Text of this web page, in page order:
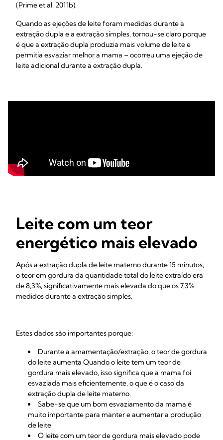
(Prime et al. 2011b).
Quando as ejeções de leite foram medidas durante a
extração dupla e a extração simples, tornou-se claro porque
é que a extração dupla produzia mais volume de leite e
permitia esvaziar melhor a mama – ocorreu uma ejeção de
leite adicional durante a extração dupla.
Leite com um teor
energético mais elevado
Após a extração dupla de leite materno durante 15 minutos,
o teor em gordura da quantidade total do leite extraído era
de 8,3%, significativamente mais elevada do que os 7,3%
medidos durante a extração simples.
Estes dados são importantes porque:
Durante a amamentação/extração, o teor de gordura
do leite aumenta Quando o leite tem um teor de
gordura mais elevado, isso significa que a mama foi
esvaziada mais eficientemente, o que é o caso da
extração dupla de leite materno.
Sabe-se que um bom esvaziamento da mama é
muito importante para manter e aumentar a produção
de leite
O leite com um teor de gordura mais elevado pode